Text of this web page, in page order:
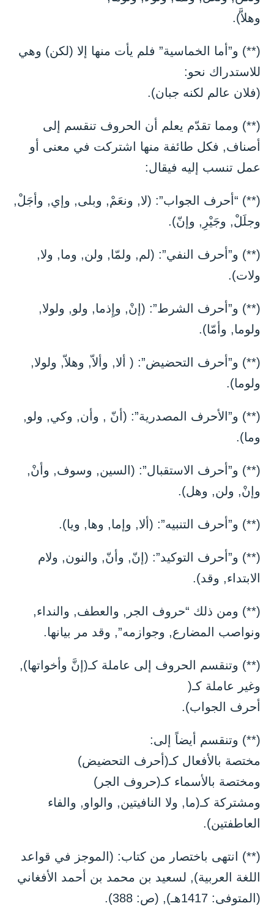
وهلاَّ).
(**) و”أما الخماسية” فلم يأت منها إلا (لكن) وهي
للاستدراك نحو:
(فلان عالم لكنه جبان).
(**) ومما تقدّم يعلم أن الحروف تنقسم إلى
أصناف, فكل طائفة منها اشتركت في معنى أو
عمل تنسب إليه فيقال:
(**) “أحرف الجواب”: (لا, ونعَمْ, وبلى, وإي, وأجَلْ,
وجلَلْ, وجَيْرِ, وإنّ).
(**) و”أحرف النفي”: (لم, ولمّا, ولن, وما, ولا,
ولات).
(**) و”أحرف الشرط”: (إنْ, وإِذما, ولو, ولولا,
ولوما, وأمّا).
(**) و”أحرف التحضيض”: ( ألا, وألاّ, وهلاّ, ولولا,
ولوما).
(**) و”الأحرف المصدرية”: (أنّ , وأن, وكي, ولو,
وما).
(**) و”أحرف الاستقبال”: (السين, وسوف, وأنْ,
وإنْ, ولن, وهل).
(**) و”أحرف التنبيه”: (ألا, وإما, وها, ويا).
(**) و”أحرف التوكيد”: (إنّ, وأنّ, والنون, ولام
الابتداء, وقد).
(**) ومن ذلك “حروف الجر, والعطف, والنداء,
ونواصب المضارع, وجوازمه”, وقد مر بيانها.
(**) وتنقسم الحروف إلى عاملة كـ(إنَّ وأخواتها),
وغير عاملة كـ(
أحرف الجواب).
(**) وتنقسم أيضاً إلى:
مختصة بالأفعال كـ(أحرف التحضيض)
ومختصة بالأسماء كـ(حروف الجر)
ومشتركة كـ(ما, ولا النافيتين, والواو, والفاء
العاطفتين).
(**) انتهى باختصار من كتاب: (الموجز في قواعد
اللغة العربية), لسعيد بن محمد بن أحمد الأفغاني
(المتوفى: 1417هـ), (ص: 388).